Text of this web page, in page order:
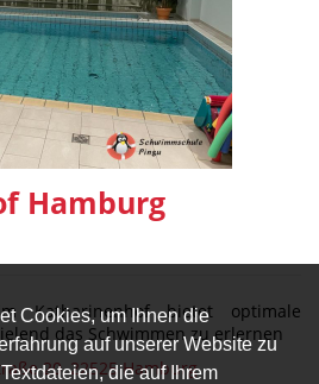
Cookies, um Ihnen die
auf unserer Website zu
die auf Ihrem
Hamburg
Katharinenhof bietet optimale
das Schwimmen zu erlernen
20, 22525 Hamburg